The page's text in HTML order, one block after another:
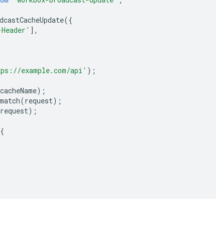
({
],
example.com/api' );
cacheName);
match(request);
request);